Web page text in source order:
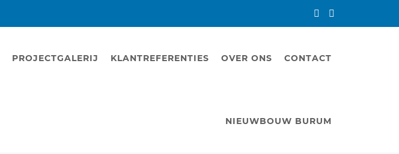
PROJECTGALERIJ KLANTREFERENTIES OVER ONS CONTACT
NIEUWBOUW BURUM